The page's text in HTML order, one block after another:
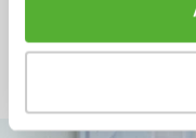
+49 (0)4244 965